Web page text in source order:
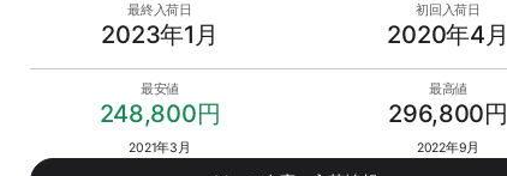
最終入荷日
2023年1月
初回入荷日
2020年4月
最安値
248,800円
2021年3月
最高値
296,800円
2022年9月